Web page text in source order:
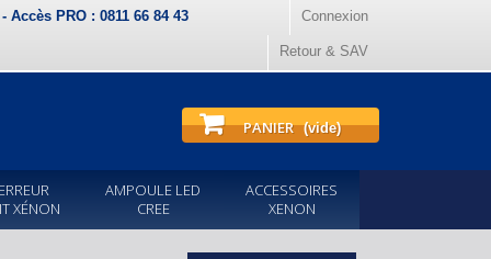
Connexion
Accès PRO : 0811 66 84 43
Retour & SAV
PANIER (vide)
XÉNON
AMPOULE LED
CREE
ACCESSOIRES
XENON